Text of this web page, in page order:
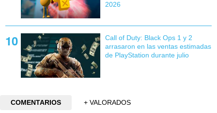
2026
Call of Duty: Black Ops 1 y 2
arrasaron en las ventas estimadas
de PlayStation durante julio
COMENTARIOS
+ VALORADOS